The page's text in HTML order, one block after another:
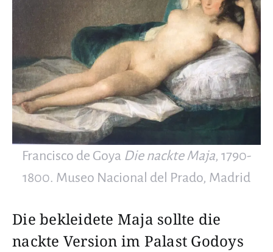
Francisco de Goya Die nackte Maja, 1790-
1800. Museo Nacional del Prado, Madrid
Die bekleidete Maja sollte die
nackte Version im Palast Godoys